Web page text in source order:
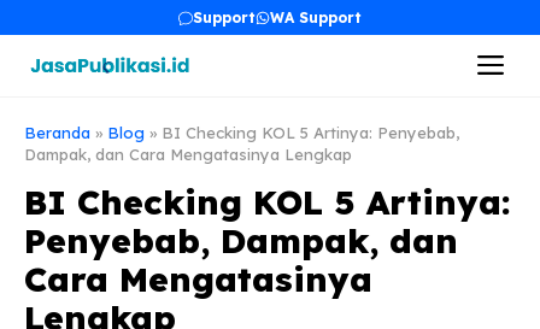
content
Support WA Support
Beranda » Blog » BI Checking KOL 5 Artinya: Penyebab,
Dampak, dan Cara Mengatasinya Lengkap
BI Checking KOL 5 Artinya:
Penyebab, Dampak, dan
Cara Mengatasinya
Lengkap